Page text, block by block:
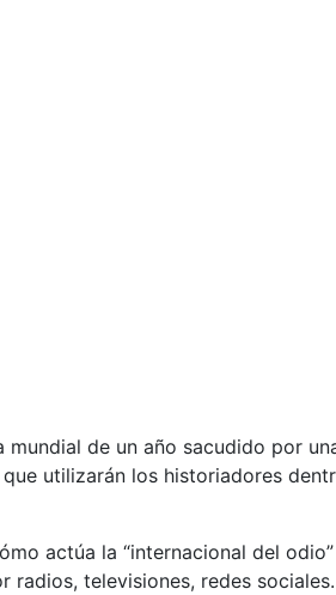
de un año sacudido por
utilizarán los historiadores
actúa la “internacional del
radios, televisiones, redes sociales.